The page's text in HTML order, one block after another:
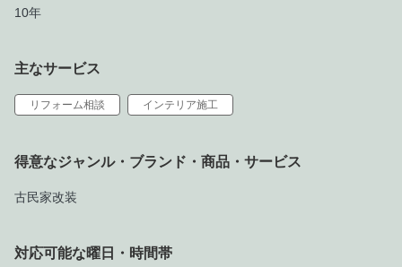
10年
主なサービス
リフォーム相談 インテリア施工
得意なジャンル・ブランド・商品・サービス
古民家改装
対応可能な曜日・時間帯